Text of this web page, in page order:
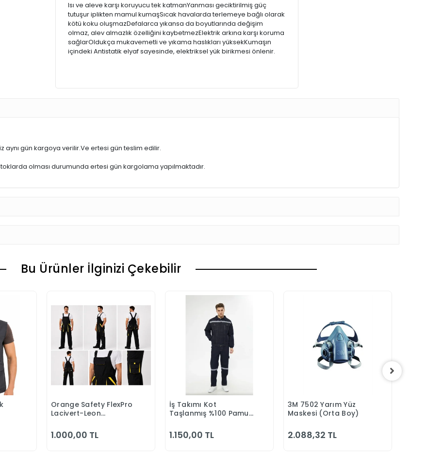
Isı ve aleve karşı koruyucu tek katmanYanması geciktirilmiş güç
tutuşur iplikten mamul kumaşSıcak havalarda terlemeye bağlı olarak
kötü koku oluşmazDefalarca yıkansa da boyutlarında değişim
olmaz, alev almazlık özelliğini kaybetmezElektrik arkına karşı koruma
sağlarOldukça mukavemetli ve yıkama haslıkları yüksekKumaşın
içindeki Antistatik elyaf sayesinde, elektriksel yük birikmesi önlenir.
aynı gün kargoya verilir.Ve ertesi gün teslim edilir.
olması durumunda ertesi gün kargolama yapılmaktadır.
Bu Ürünler İlginizi Çekebilir
Sepete Ekle
Orange Safety FlexPro
Lacivert-Leon
1.000,00 TL
Sepete Ekle
İş Takımı Kot
Taşlanmış %100 Pamuk
Yazlık
1.150,00 TL
Sepete Ekle
3M 7502 Yarım Yüz
Maskesi (Orta Boy)
2.088,32 TL